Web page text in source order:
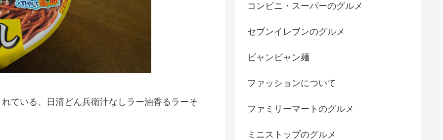
ている、日清どん兵衛汁なしラー油香るラーそ
コンビニ・スーパーのグルメ
セブンイレブンのグルメ
ビャンビャン麺
ファッションについて
ファミリーマートのグルメ
ミニストップのグルメ